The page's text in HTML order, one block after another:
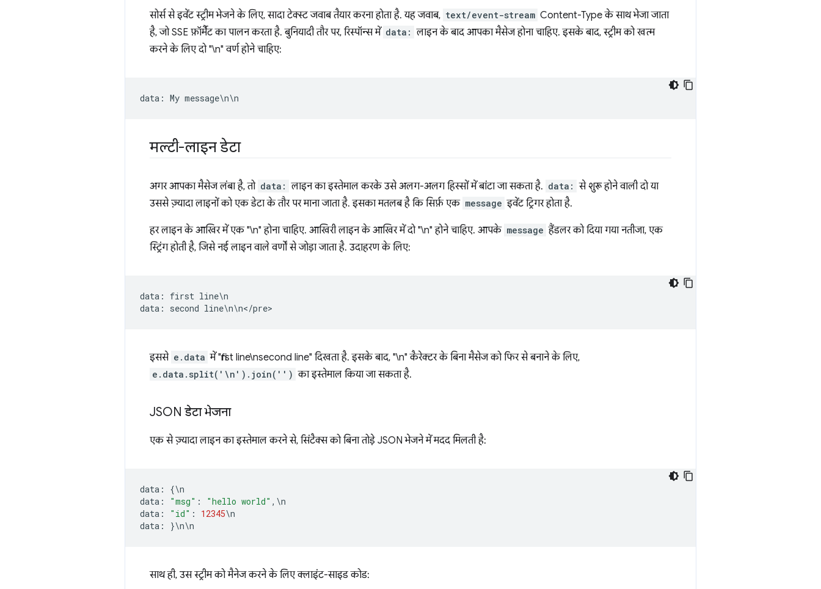
सोर्स से इवेंट स्ट्रीम भेजने के लिए, सादा टेक्स्ट जवाब तैयार करना होता है. यह जवाब, text/event-stream Content-Type के साथ भेजा जाता
है, जो SSE फ़ॉर्मैट का पालन करता है. बुनियादी तौर पर, रिस्पॉन्स में data: लाइन के बाद आपका मैसेज होना चाहिए. इसके बाद, स्ट्रीम को खत्म
करने के लिए दो "\n" वर्ण होने चाहिए:
data : My message\n\n
मल्टी-लाइन डेटा
अगर आपका मैसेज लंबा है, तो data: लाइन का इस्तेमाल करके उसे अलग-अलग हिस्सों में बांटा जा सकता है. data: से शुरू होने वाली दो या
उससे ज़्यादा लाइनों को एक डेटा के तौर पर माना जाता है. इसका मतलब है कि सिर्फ़ एक message इवेंट ट्रिगर होता है.
हर लाइन के आखिर में एक "\n" होना चाहिए. आखिरी लाइन के आखिर में दो "\n" होने चाहिए. आपके message हैंडलर को दिया गया नतीजा, एक
स्ट्रिंग होती है, जिसे नई लाइन वाले वर्णों से जोड़ा जाता है. उदाहरण के लिए:
data : first line\n
data : second line\n\n</pre
इससे e.data में "first line\nsecond line" दिखता है. इसके बाद, "\n" कैरेक्टर के बिना मैसेज को फिर से बनाने के लिए,
e.data.split('\n').join('') का इस्तेमाल किया जा सकता है.
JSON डेटा भेजना
एक से ज़्यादा लाइन का इस्तेमाल करने से, सिंटैक्स को बिना तोड़े JSON भेजने में मदद मिलती है:
data : {\n
data : "msg" : "hello world" , \n
data : "id" : 12345\n
data : }\n\n
साथ ही, उस स्ट्रीम को मैनेज करने के लिए क्लाइंट-साइड कोड: